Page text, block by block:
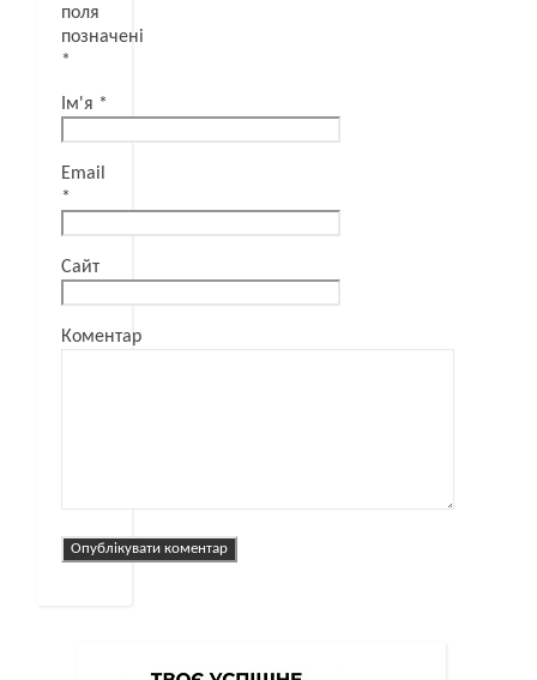
поля
позначені
*
Ім'я *
Email
*
Сайт
Коментар